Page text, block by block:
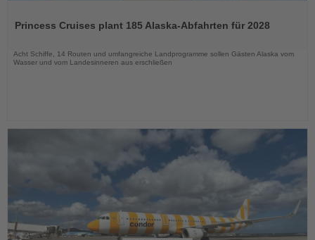
diePrincess Cruises plant 185 Alaska-Abfahrten für 2028
Acht Schiffe, 14 Routen und umfangreiche Landprogramme sollen Gästen Alaska vom
Wasser und vom Landesinneren aus erschließen